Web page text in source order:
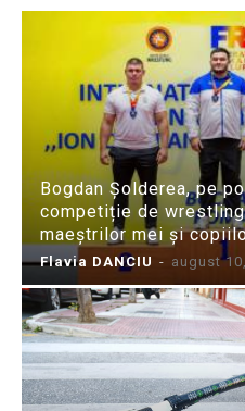
Bogdan Șolderea, pe
competiție de
maeștrilor mei și
Flavia DANCIU - august